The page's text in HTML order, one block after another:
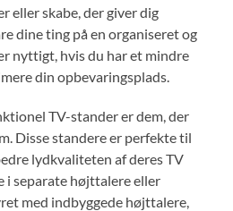
eller skabe, der giver dig
dine ting på en organiseret og
nyttigt, hvis du har et mindre
din opbevaringsplads.
TV-stander er dem, der
Disse standere er perfekte til
lydkvaliteten af deres TV
i separate højttalere eller
med indbyggede højttalere,